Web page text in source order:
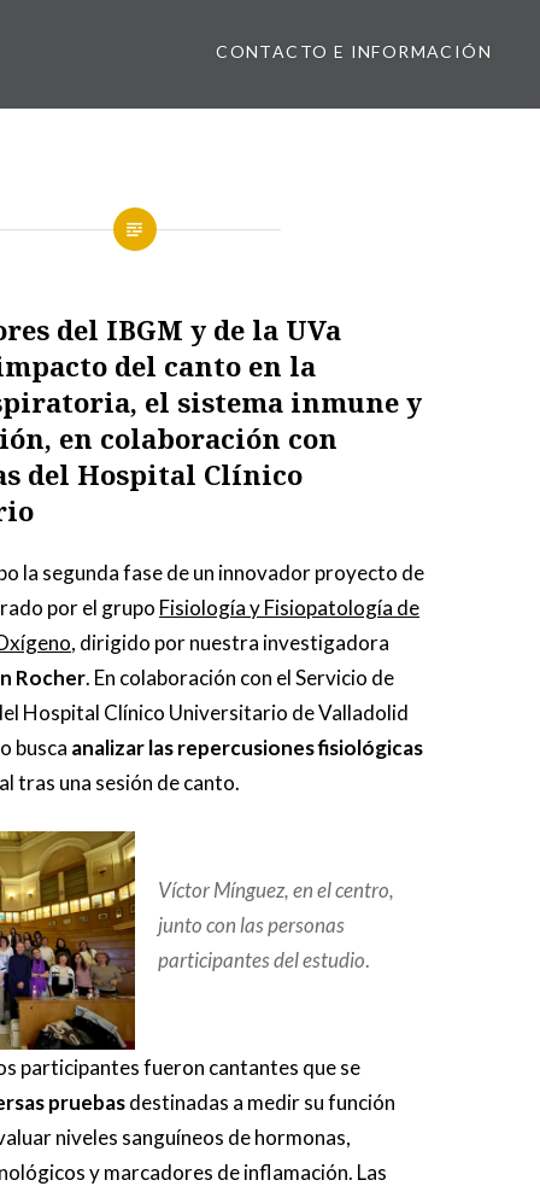
CONTACTO E INFORMACIÓN
del IBGM y de la UVa
del canto en la
el sistema inmune y
en colaboración con
del Hospital Clínico
la segunda fase de un innovador proyecto de
por el grupo Fisiología y Fisiopatología de
, dirigido por nuestra investigadora
Rocher. En colaboración con el Servicio de
Hospital Clínico Universitario de Valladolid
busca analizar las repercusiones fisiológicas
tras una sesión de canto.
Víctor Mínguez, en el centro,
junto con las personas
participantes del estudio.
participantes fueron cantantes que se
pruebasdestinadas a medir su función
niveles sanguíneos de hormonas,
y marcadores de inflamación. Las